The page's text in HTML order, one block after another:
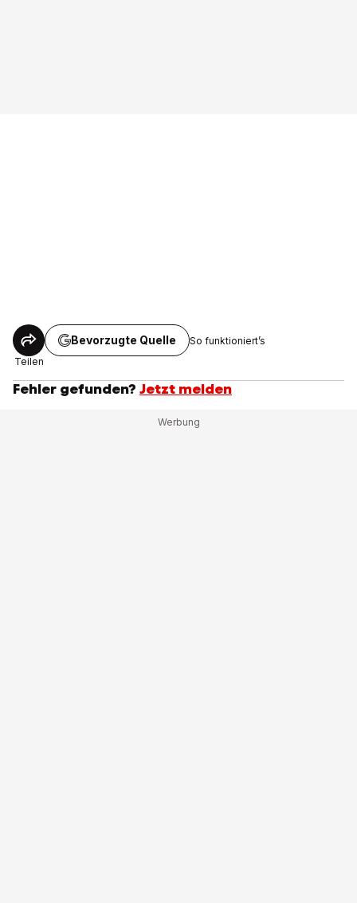
Teilen
Bevorzugte Quelle So funktioniert’s
Fehler gefunden? Jetzt melden